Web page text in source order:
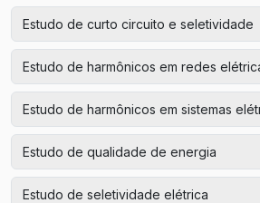
Estudo de curto circuito e seletividade
Estudo de harmônicos em redes
Estudo de harmônicos em sistemas
Estudo de qualidade de energia
Estudo de seletividade elétrica